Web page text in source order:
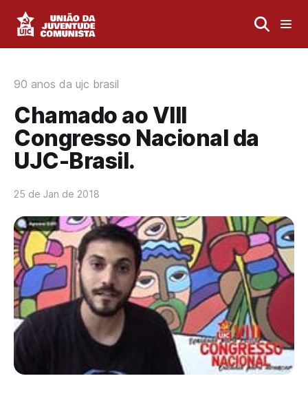
90 anos da ujc brasil
Chamado ao VIII
Congresso Nacional da
UJC-Brasil.
25 de Jan de 2018